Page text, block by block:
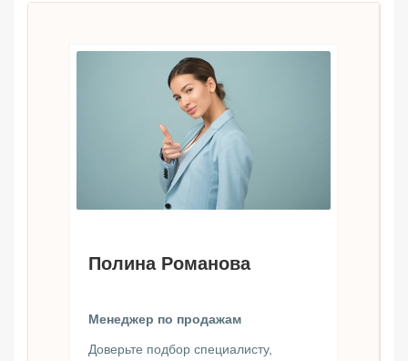
Полина Романова
Менеджер по продажам
Доверьте подбор специалисту,